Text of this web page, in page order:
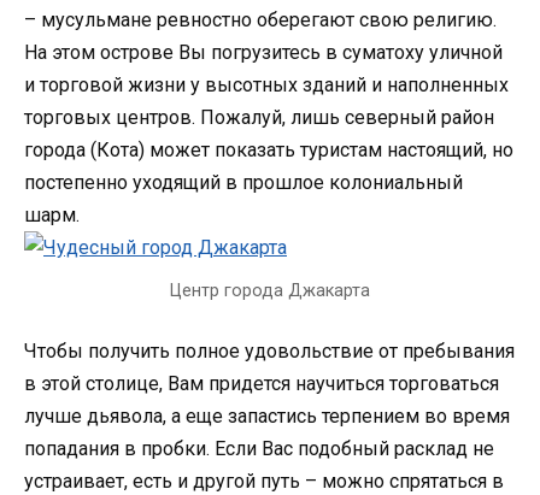
– мусульмане ревностно оберегают свою религию.
На этом острове Вы погрузитесь в суматоху уличной
и торговой жизни у высотных зданий и наполненных
торговых центров. Пожалуй, лишь северный район
города (Кота) может показать туристам настоящий, но
постепенно уходящий в прошлое колониальный
шарм.
Центр города Джакарта
Чтобы получить полное удовольствие от пребывания
в этой столице, Вам придется научиться торговаться
лучше дьявола, а еще запастись терпением во время
попадания в пробки. Если Вас подобный расклад не
устраивает, есть и другой путь – можно спрятаться в